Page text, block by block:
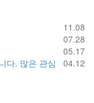
11.08
07.28
05.17
04.12
다. 많은 관심